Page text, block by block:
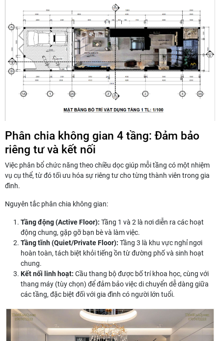
Phân chia không gian 4 tầng: Đảm bảo
riêng tư và kết nối
Việc phân bổ chức năng theo chiều dọc giúp mỗi tầng có một nhiệm
vụ cụ thể, từ đó tối ưu hóa sự riêng tư cho từng thành viên trong gia
đình.
Nguyên tắc phân chia không gian:
Tầng động (Active Floor): Tầng 1 và 2 là nơi diễn ra các hoạt
động chung, gặp gỡ bạn bè và làm việc.
Tầng tĩnh (Quiet/Private Floor): Tầng 3 là khu vực nghỉ ngơi
hoàn toàn, tách biệt khỏi tiếng ồn từ đường phố và sinh hoạt
chung.
Kết nối linh hoạt: Cầu thang bộ được bố trí khoa học, cùng với
thang máy (tùy chọn) để đảm bảo việc di chuyển dễ dàng giữa
các tầng, đặc biệt đối với gia đình có người lớn tuổi.